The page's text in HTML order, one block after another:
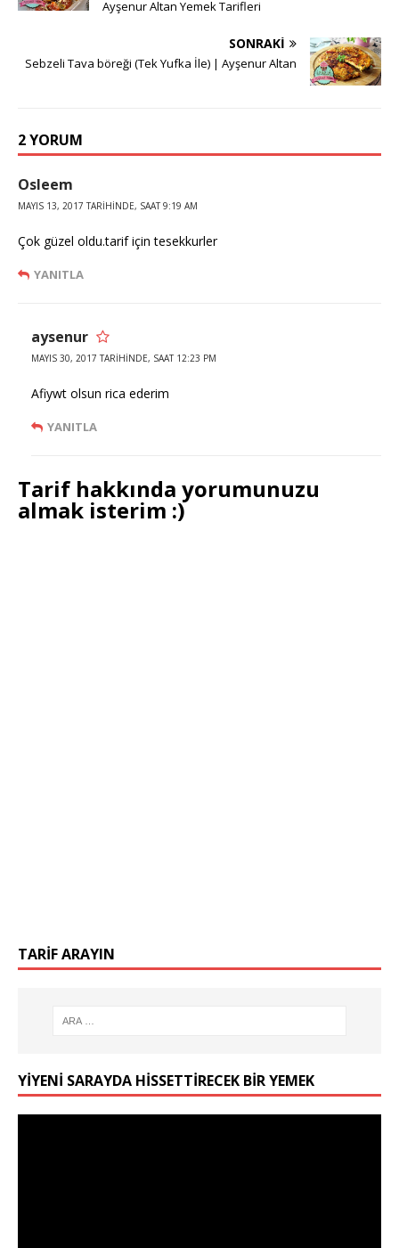
Ayşenur Altan Yemek Tarifleri
SONRAKI
Sebzeli Tava böreği (Tek Yufka İle) | Ayşenur Altan
2 YORUM
Osleem
MAYIS 13, 2017 TARIHINDE, SAAT 9:19 AM
Çok güzel oldu.tarif için tesekkurler
YANITLA
aysenur
MAYIS 30, 2017 TARIHINDE, SAAT 12:23 PM
Afiywt olsun rica ederim
YANITLA
Tarif hakkında yorumunuzu
almak isterim :)
TARIF ARAYIN
YIYENI SARAYDA HISSETTIRECEK BIR YEMEK